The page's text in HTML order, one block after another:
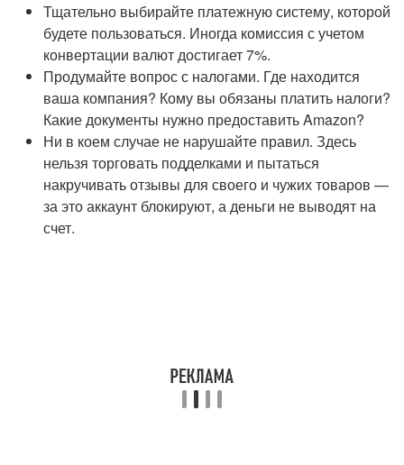
Тщательно выбирайте платежную систему, которой
будете пользоваться. Иногда комиссия с учетом
конвертации валют достигает 7%.
Продумайте вопрос с налогами. Где находится
ваша компания? Кому вы обязаны платить налоги?
Какие документы нужно предоставить Amazon?
Ни в коем случае не нарушайте правил. Здесь
нельзя торговать подделками и пытаться
накручивать отзывы для своего и чужих товаров —
за это аккаунт блокируют, а деньги не выводят на
счет.